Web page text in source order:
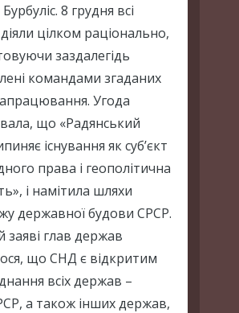
8 грудня всі
цілком раціонально,
заздалегідь
командами згаданих
Угода
що «Радянський
існування як суб’єкт
права і геополітична
і намітила шляхи
державної будови СРСР.
заяві глав держав
що СНД є відкритим
всіх держав –
а також інших держав,